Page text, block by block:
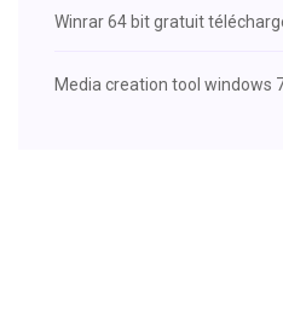
Winrar 64 bit gratuit
Media creation tool windows